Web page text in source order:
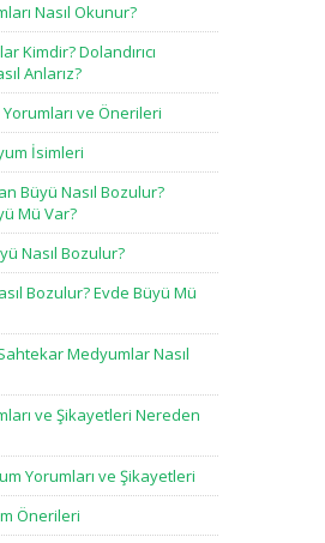
Nasıl Okunur?
Kimdir? Dolandırıcı
Anlarız?
ve Önerileri
İsimleri
Büyü Nasıl Bozulur?
Mü Var?
Nasıl Bozulur?
Bozulur? Evde Büyü Mü
Medyumlar Nasıl
ve Şikayetleri Nereden
Yorumları ve Şikayetleri
Önerileri